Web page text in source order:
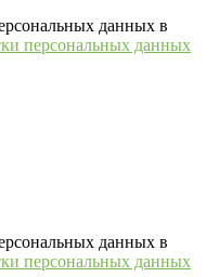
данных в
персональных данных
данных в
персональных данных